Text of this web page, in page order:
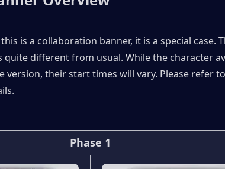
is a collaboration banner, it is a special case.
quite different from usual. While the character
version, their start times will vary. Please refer
Phase 1